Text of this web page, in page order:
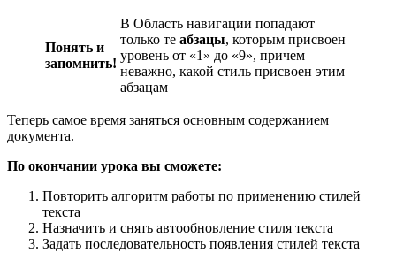
Понять и
запомнить!
В Область навигации попадают
только те абзацы, которым присвоен
уровень от «1» до «9», причем
неважно, какой стиль присвоен этим
абзацам
Теперь самое время заняться основным содержанием
документа.
По окончании урока вы сможете:
Повторить алгоритм работы по применению стилей
текста
Назначить и снять автообновление стиля текста
Задать последовательность появления стилей текста